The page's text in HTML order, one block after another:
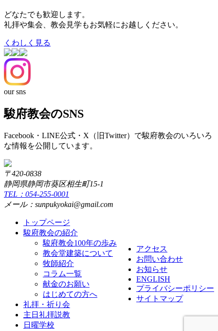
どなたでも歓迎します。
礼拝や集会、教会見学もお気軽にお越しください。
くわしく見る
our sns
駿府教会のSNS
Facebook・LINE公式・X（旧Twitter）で駿府教会のいろいろ
な情報を公開しています。
〒420-0838
静岡県静岡市葵区相生町15-1
TEL：054-255-0001
メール：sunpukyokai@gmail.com
トップページ
駿府教会の紹介
駿府教会100年の歩み
教会堂建築について
牧師紹介
コラム一覧
献金のお願い
はじめての方へ
礼拝・祈り会
主日礼拝説教
日曜学校
アクセス
お問い合わせ
お知らせ
ENGLISH
プライバシーポリシー
サイトマップ